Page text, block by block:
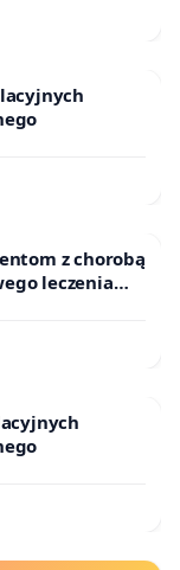
z chorobą
leczenia